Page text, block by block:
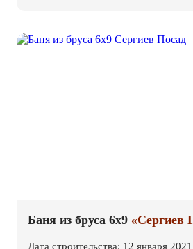
Баня из бруса 6х9 «Сергиев
Дата строительства: 12 января 2021